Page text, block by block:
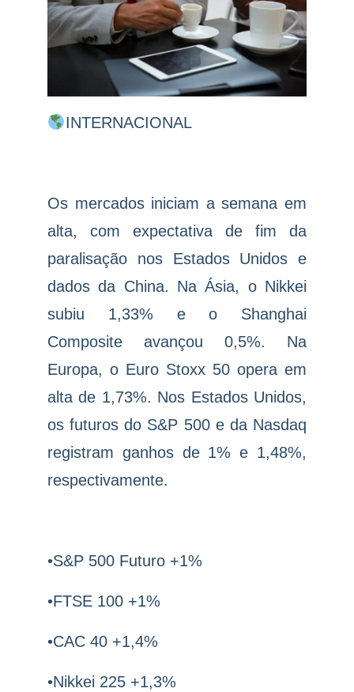
INTERNACIONAL
Os mercados iniciam a semana em
alta, com expectativa de fim da
paralisação nos Estados Unidos e
dados da China. Na Ásia, o Nikkei
subiu 1,33% e o Shanghai
Composite avançou 0,5%. Na
Europa, o Euro Stoxx 50 opera em
alta de 1,73%. Nos Estados Unidos,
os futuros do S&P 500 e da Nasdaq
registram ganhos de 1% e 1,48%,
respectivamente.
•S&P 500 Futuro +1%
•FTSE 100 +1%
•CAC 40 +1,4%
•Nikkei 225 +1,3%